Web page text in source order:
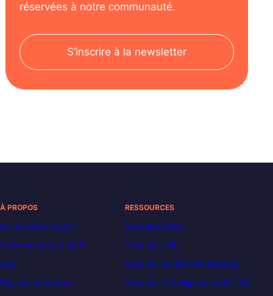
réservées à notre communauté.
S’inscrire à la newsletter
À PROPOS
Qui sommes-nous ?
Financements et tarifs
Avis
Règlement intérieur
RESSOURCES
Decoded | Blog
Découvrir n8n
Découvrir le machine learning
Découvrir l’intelligence artificielle